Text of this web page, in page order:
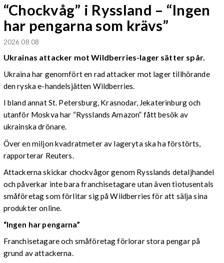
“Chockvåg” i Ryssland – “Ingen
har pengarna som krävs”
2026 08 08
Ukrainas attacker mot Wildberries-lager sätter spår.
Ukraina har genomfört en rad attacker mot lager tillhörande
den ryska e-handelsjätten Wildberries.
I bland annat St. Petersburg, Krasnodar, Jekaterinburg och
utanför Moskva har “Rysslands Amazon” fått besök av
ukrainska drönare.
Över en miljon kvadratmeter av lageryta ska ha förstörts,
rapporterar Reuters.
Attackerna skickar chockvågor genom Rysslands detaljhandel
och påverkar inte bara franchisetagare utan även tiotusentals
småföretag som förlitar sig på Wildberries för att sälja sina
produkter online.
“Ingen har pengarna”
Franchisetagare och småföretag förlorar stora pengar på
grund av attackerna.